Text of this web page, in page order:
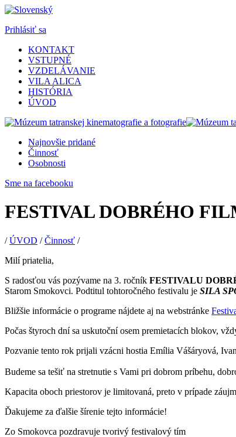
Prihlásiť sa
KONTAKT
VSTUPNÉ
VZDELÁVANIE
VILA ALICA
HISTÓRIA
ÚVOD
Najnovšie pridané
Činnosť
Osobnosti
Sme na facebooku
FESTIVAL DOBRÉHO
/ÚVOD /Činnosť /
Milí priatelia,
S radosťou vás pozývame na 3. ročník FESTIVALU
Starom Smokovci. Podtitul tohtoročného festivalu je SILA
Bližšie informácie o programe nájdete aj na webstránke
Počas štyroch dní sa uskutoční osem premietacích blokov,
Pozvanie tento rok prijali vzácni hostia Emília Vášáryová,
Budeme sa tešiť na stretnutie s Vami pri dobrom príbehu,
Kapacita oboch priestorov je limitovaná, preto v prípade
Ďakujeme za ďalšie šírenie tejto informácie!
Zo Smokovca pozdravuje tvorivý festivalový tím